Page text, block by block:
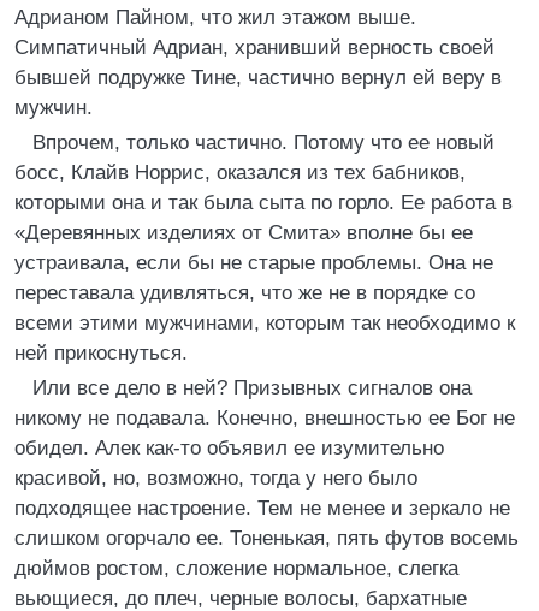
Адрианом Пайном, что жил этажом выше.
Симпатичный Адриан, хранивший верность своей
бывшей подружке Тине, частично вернул ей веру в
мужчин.
Впрочем, только частично. Потому что ее новый
босс, Клайв Норрис, оказался из тех бабников,
которыми она и так была сыта по горло. Ее работа в
«Деревянных изделиях от Смита» вполне бы ее
устраивала, если бы не старые проблемы. Она не
переставала удивляться, что же не в порядке со
всеми этими мужчинами, которым так необходимо к
ней прикоснуться.
Или все дело в ней? Призывных сигналов она
никому не подавала. Конечно, внешностью ее Бог не
обидел. Алек как-то объявил ее изумительно
красивой, но, возможно, тогда у него было
подходящее настроение. Тем не менее и зеркало не
слишком огорчало ее. Тоненькая, пять футов восемь
дюймов ростом, сложение нормальное, слегка
вьющиеся, до плеч, черные волосы, бархатные